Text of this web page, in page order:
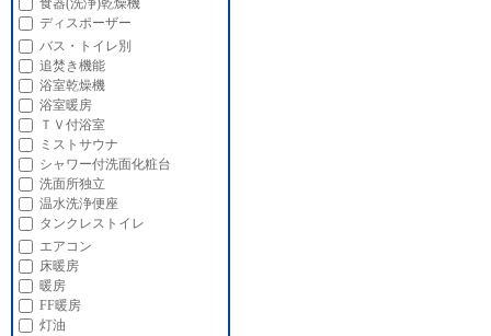
食器(洗浄)乾燥機
ディスポーザー
バス・トイレ別
追焚き機能
浴室乾燥機
浴室暖房
ＴＶ付浴室
ミストサウナ
シャワー付洗面化粧台
洗面所独立
温水洗浄便座
タンクレストイレ
エアコン
床暖房
暖房
FF暖房
灯油